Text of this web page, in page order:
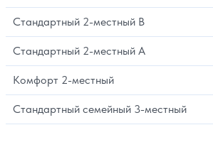
Стандартный 2-местный В
Стандартный 2-местный А
Комфорт 2-местный
Стандартный семейный 3-местный